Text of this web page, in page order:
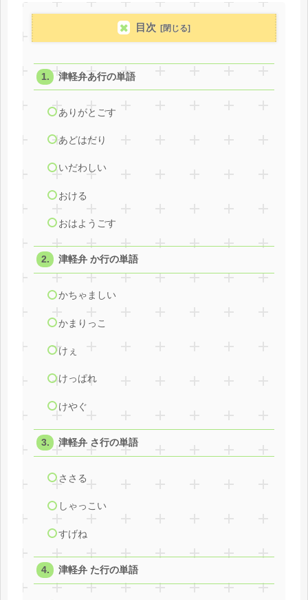
目次
津軽弁あ行の単語
ありがとごす
あどはだり
いだわしい
おける
おはようごす
津軽弁 か行の単語
かちゃましい
かまりっこ
けぇ
けっぱれ
けやぐ
津軽弁 さ行の単語
ささる
しゃっこい
すげね
津軽弁 た行の単語